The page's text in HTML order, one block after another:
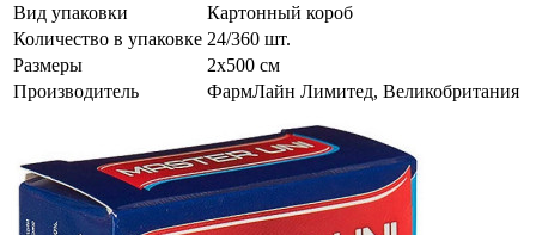
Вид упаковки
Картонный короб
Количество в упаковке 24/360 шт.
Размеры
2х500 см
Производитель
ФармЛайн Лимитед, Великобритания